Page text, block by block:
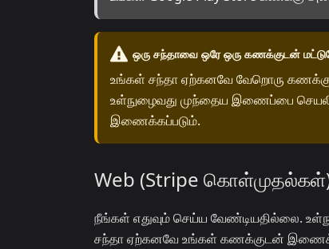
ஒரு சந்தாவை ஒரே ஒரு கணக்குடன்
உங்கள் சந்தா ஏற்கனவே வேறொரு
உள்நுழைவது முந்தைய இணைப்பை
இணைக்கப்படும்.
Web (Stripe
நீங்கள் எதுவும் செய்ய வேண்டியதில்லை.
சந்தா ஏற்கனவே உங்கள் கணக்குடன்